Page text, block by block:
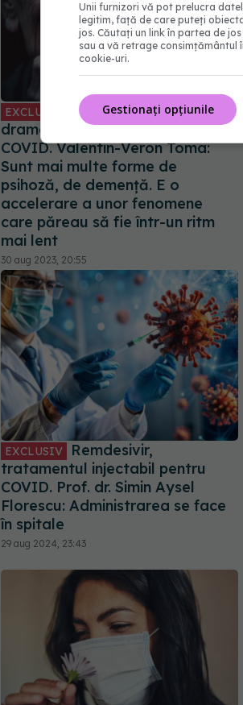
EXCLUSIV
Creierul, afectat
dramatic de pandemia de
COVID. Valentin-Veron Toma:
Sunt mai multe forme de
psihoză, de demență. E o
accelerare a unor fenomene
care păreau să fie într-un ritm
mai lent
30 aug 2023, 20:55
EXCLUSIV
Remdesivir,
tratamentul injectabil pentru
COVID. Prof. dr. Simin Aysel
Florescu: Administrarea se face
în spitale
29 aug 2024, 23:43
Unii furnizori vă pot prelucra
legitim, față de care puteți
jos. Căutați un link în partea de
sau a vă retrage consimțământul
cookie-uri.
Gestionați opțiunile